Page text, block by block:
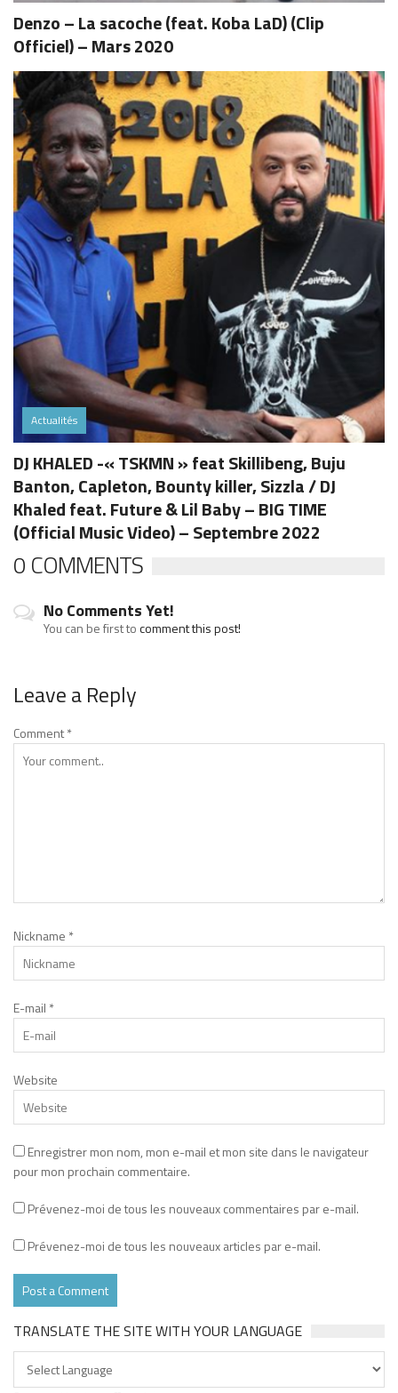
Denzo – La sacoche (feat. Koba LaD) (Clip
Officiel) – Mars 2020
Actualités
DJ KHALED -« TSKMN » feat Skillibeng, Buju
Banton, Capleton, Bounty killer, Sizzla / DJ
Khaled feat. Future & Lil Baby – BIG TIME
(Official Music Video) – Septembre 2022
0 COMMENTS
No Comments Yet!
You can be first tocomment this post!
Leave a Reply
Comment*
Nickname *
E-mail *
Website
Enregistrer mon nom, mon e-mail et mon site dans le navigateur
pour mon prochain commentaire.
Prévenez-moi de tous les nouveaux commentaires par e-mail.
Prévenez-moi de tous les nouveaux articles par e-mail.
TRANSLATE THE SITE WITH YOUR LANGUAGE